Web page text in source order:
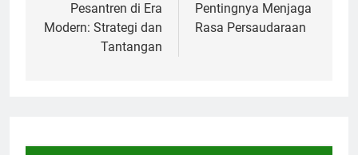
Pesantren di Era
Modern: Strategi dan
Tantangan
Pentingnya Menjaga
Rasa Persaudaraan